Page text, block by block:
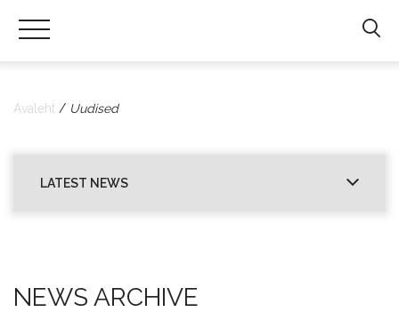
Hals
toodete
import
ning
Avaleht Uudised
LATEST NEWS
NEWS ARCHIVE